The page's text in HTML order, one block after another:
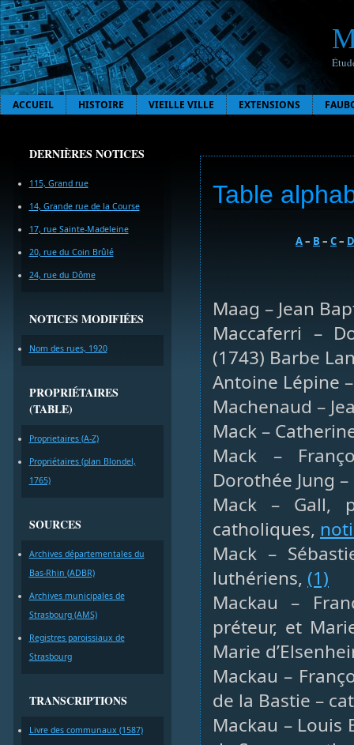
ACCUEIL HISTOIRE VIEILLE VILLE EXTENSIONS
DERNIÈRES NOTICES
115, Grand rue
14, Grande rue de la Course
17, rue Sainte-Madeleine
20, rue du Coin Brûlé
24, rue du Dôme
NOTICES MODIFIÉES
Nom des rues, 1920
PROPRIÉTAIRES
(TABLE)
Proprietaires (A-Z)
Propriétaires (plan Blondel,
1765)
SOURCES
Archives départementales du
Bas-Rhin (ADBR)
Archives municipales de
Strasbourg (AMS)
Registres paroissiaux de
Strasbourg
TRANSCRIPTIONS
Livre des communaux (1587)
Table
A– B – C– D
Maag – Jean
Maccaferri –
(1743) Barbe
Antoine Lépine
Machenaud –
Mack –
Mack –
Dorothée Jung
Mack – Gall,
catholiques,
Mack –
luthériens, (1)
Mackau –
préteur, et
Marie
Mackau –
de la Bastie –
Mackau – Louis